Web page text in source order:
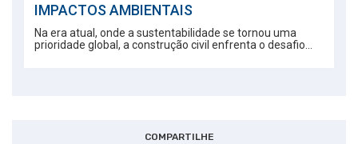
IMPACTOS AMBIENTAIS
Na era atual, onde a sustentabilidade se tornou uma
prioridade global, a construção civil enfrenta o desafio...
COMPARTILHE